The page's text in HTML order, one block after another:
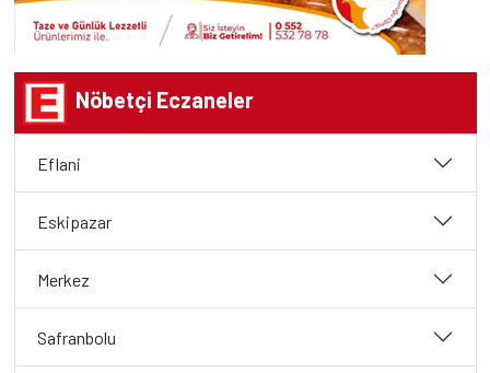
Nöbetçi Eczaneler
Eflani
Eskipazar
Merkez
Safranbolu